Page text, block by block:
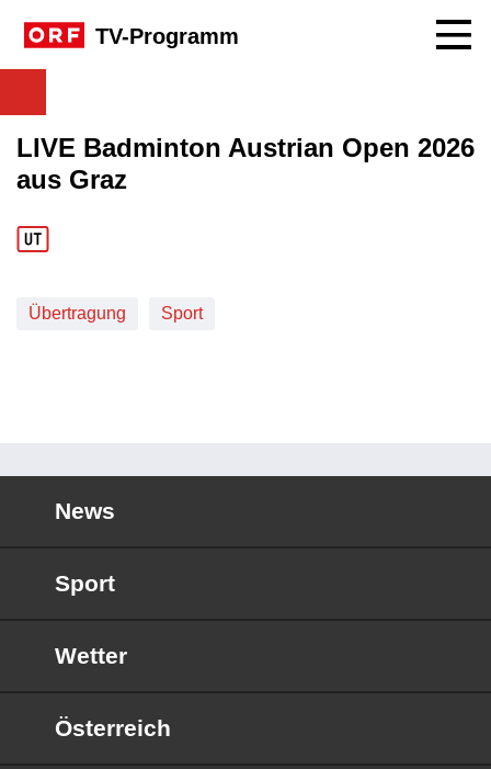
TV-Programm
LIVE Badminton Austrian Open 2026
aus Graz
Übertragung Sport
News
Sport
Wetter
Österreich